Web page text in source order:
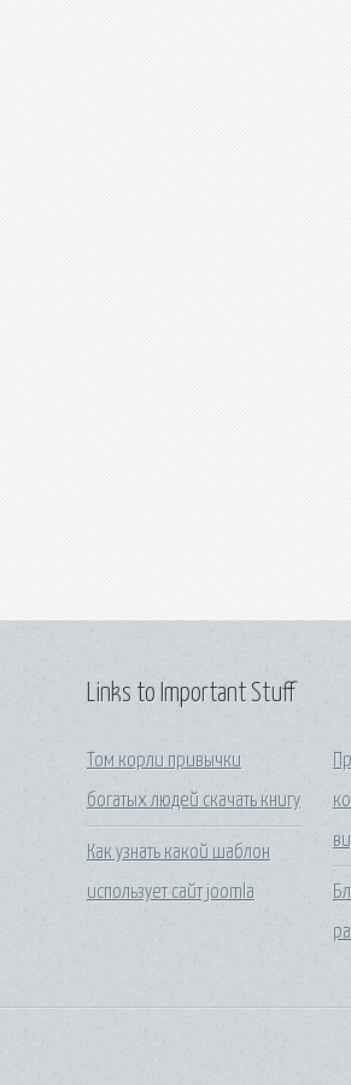
Links to Important Stuff
Том корли привычки
богатых людей скачать книгу
Как узнать какой шаблон
использует сайт joomla